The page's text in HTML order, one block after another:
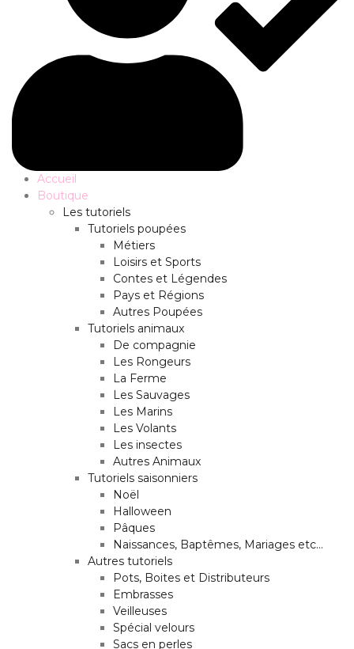
Accueil
Boutique
Les tutoriels
Tutoriels poupées
Métiers
Loisirs et Sports
Contes et Légendes
Pays et Régions
Autres Poupées
Tutoriels animaux
De compagnie
Les Rongeurs
La Ferme
Les Sauvages
Les Marins
Les Volants
Les insectes
Autres Animaux
Tutoriels saisonniers
Noël
Halloween
Pâques
Naissances, Baptêmes, Mariages etc…
Autres tutoriels
Pots, Boites et Distributeurs
Embrasses
Veilleuses
Spécial velours
Sacs en perles